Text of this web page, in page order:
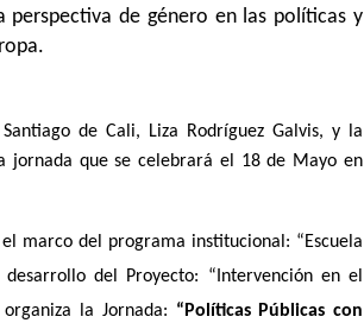
perspectiva de género en las políticas y
de Cali, Liza Rodríguez Galvis, y la
jornada que se celebrará el 18 de Mayo en
marco del programa institucional: “Escuela
del Proyecto: “Intervención en el
la Jornada: “Políticas Públicas con